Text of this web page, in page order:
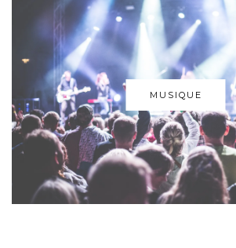
MUSIQUE